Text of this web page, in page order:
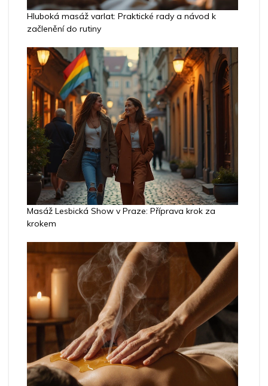
Hluboká masáž varlat: Praktické rady a návod k
začlenění do rutiny
Masáž Lesbická Show v Praze: Příprava krok za
krokem